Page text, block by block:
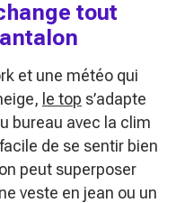
tout
et une météo qui
le top s’adapte
bureau avec la clim
de se sentir bien
peut superposer
veste en jean ou un